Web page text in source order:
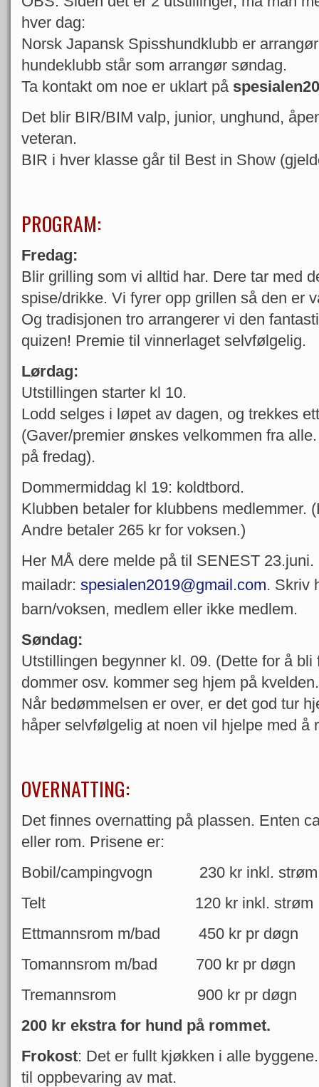
hver dag:
Norsk Japansk Spisshundklubb er
hundeklubb står som arrangør søndag.
Ta kontakt om noe er uklart på
Det blir BIR/BIM valp, junior, unghund,
veteran.
BIR i hver klasse går til Best in Show
PROGRAM:
Fredag:
Blir grilling som vi alltid har. Dere tar med
spise/drikke. Vi fyrer opp grillen så den er
Og tradisjonen tro arrangerer vi den
quizen! Premie til vinnerlaget selvfølgelig.
Lørdag:
Utstillingen starter kl 10.
Lodd selges i løpet av dagen, og trekkes
(Gaver/premier ønskes velkommen fra
på fredag).
Dommermiddag kl 19: koldtbord.
Klubben betaler for klubbens medlemmer.
Andre betaler 265 kr for voksen.)
Her MÅ dere melde på til SENEST
mailadr: spesialen2019@gmail.com. Skriv
barn/voksen, medlem eller ikke medlem.
Søndag:
Utstillingen begynner kl. 09. (Dette for å bli
dommer osv. kommer seg hjem på
Når bedømmelsen er over, er det god tur
håper selvfølgelig at noen vil hjelpe med å
OVERNATTING:
Det finnes overnatting på plassen. Enten
eller rom. Prisene er:
Bobil/campingvogn 230 kr inkl. strøm
Telt 120 kr inkl. strøm
Ettmannsrom m/bad 450 kr pr døgn
Tomannsrom m/bad 700 kr pr døgn
Tremannsrom 900 kr pr døgn
200 kr ekstra for hund på rommet.
Frokost: Det er fullt kjøkken i alle
til oppbevaring av mat.